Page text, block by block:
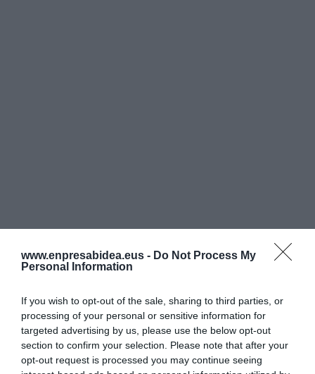
www.enpresabidea.eus - Do Not Process My
Personal Information
If you wish to opt-out of the sale, sharing to third parties, or
processing of your personal or sensitive information for
targeted advertising by us, please use the below opt-out
section to confirm your selection. Please note that after your
opt-out request is processed you may continue seeing